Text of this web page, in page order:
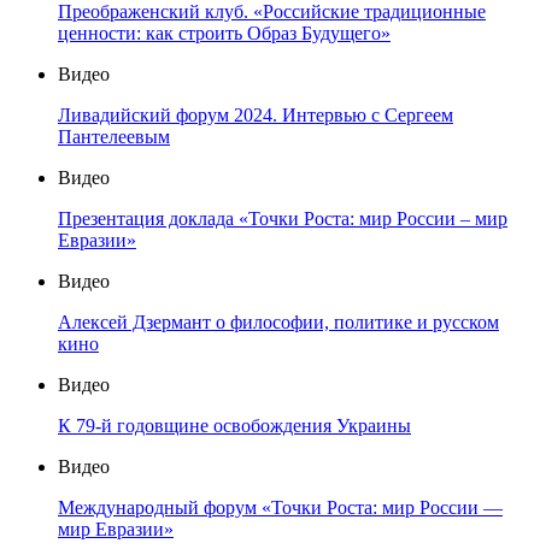
Преображенский клуб. «Российские традиционные
ценности: как строить Образ Будущего»
Видео
Ливадийский форум 2024. Интервью с Сергеем
Пантелеевым
Видео
Презентация доклада «Точки Роста: мир России – мир
Евразии»
Видео
Алексей Дзермант о философии, политике и русском
кино
Видео
К 79-й годовщине освобождения Украины
Видео
Международный форум «Точки Роста: мир России —
мир Евразии»